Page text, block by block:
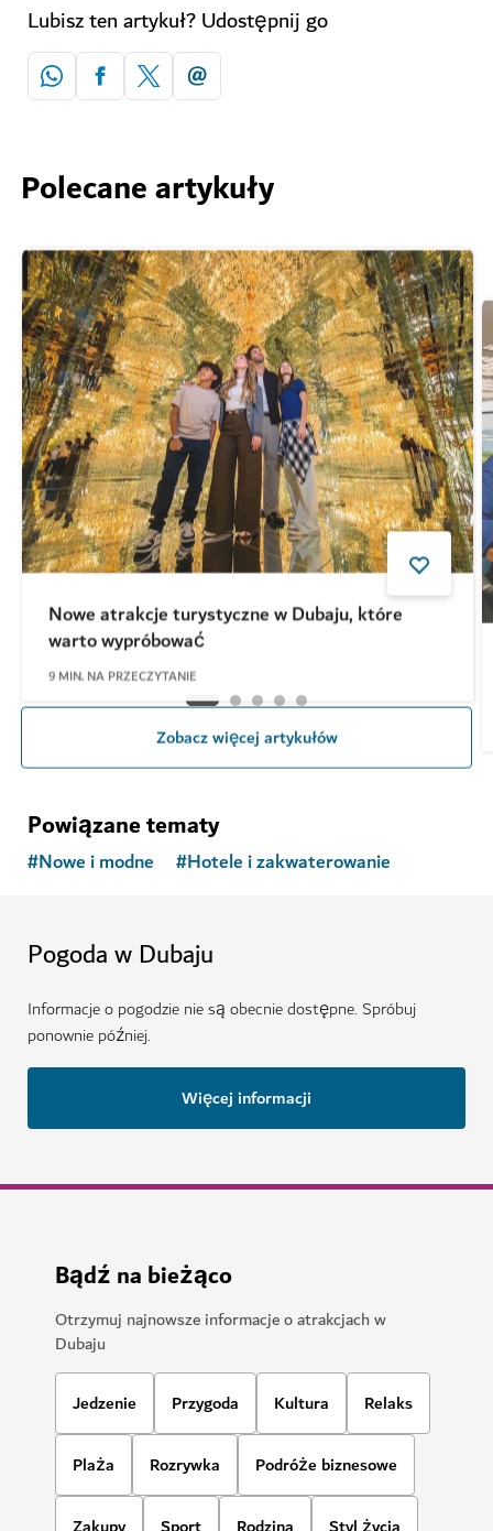
Lubisz ten artykuł? Udostępnij go
Polecane artykuły
Nowe atrakcje turystyczne w Dubaju, które
warto wypróbować
9 MIN. NA PRZECZYTANIE
Zobacz więcej artykułów
Powiązane tematy
#Nowe i modne #Hotele i zakwaterowanie
Pogoda w Dubaju
Informacje o pogodzie nie są obecnie dostępne. Spróbuj
ponownie później.
Więcej informacji
Bądź na bieżąco
Otrzymuj najnowsze informacje o atrakcjach w
Dubaju
Jedzenie Przygoda Kultura Relaks
Plaża Rozrywka Podróże biznesowe